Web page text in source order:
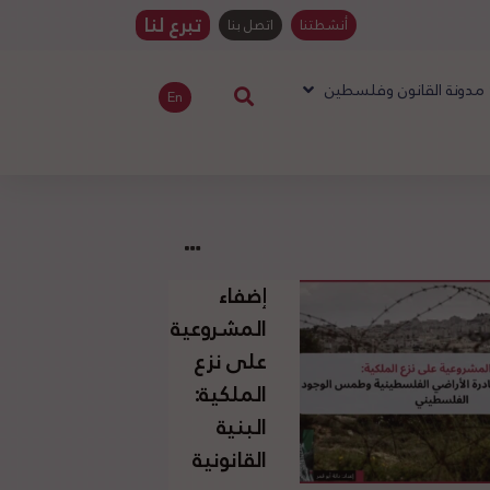
أنشطتنا اتصل بنا تبرع لنا
مدونة القانون وفلسطين En
إضفاء
المشروعية
على نزع
الملكية:
البنية
القانونية